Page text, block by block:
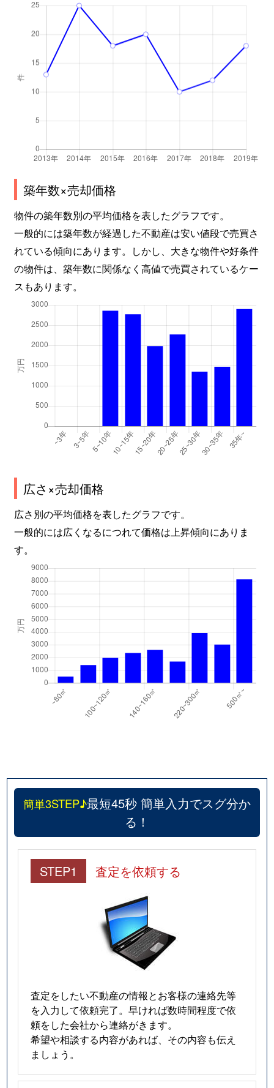
築年数×売却価格
物件の築年数別の平均価格を表したグラフです。
一般的には築年数が経過した不動産は安い値段で売買さ
れている傾向にあります。しかし、大きな物件や好条件
の物件は、築年数に関係なく高値で売買されているケー
スもあります。
広さ×売却価格
広さ別の平均価格を表したグラフです。
一般的には広くなるにつれて価格は上昇傾向にありま
す。
簡単3STEP♪最短45秒 簡単入力でスグ分か
る！
STEP1 査定を依頼する
査定をしたい不動産の情報とお客様の連絡先等
を入力して依頼完了。早ければ数時間程度で依
頼をした会社から連絡がきます。
希望や相談する内容があれば、その内容も伝え
ましょう。